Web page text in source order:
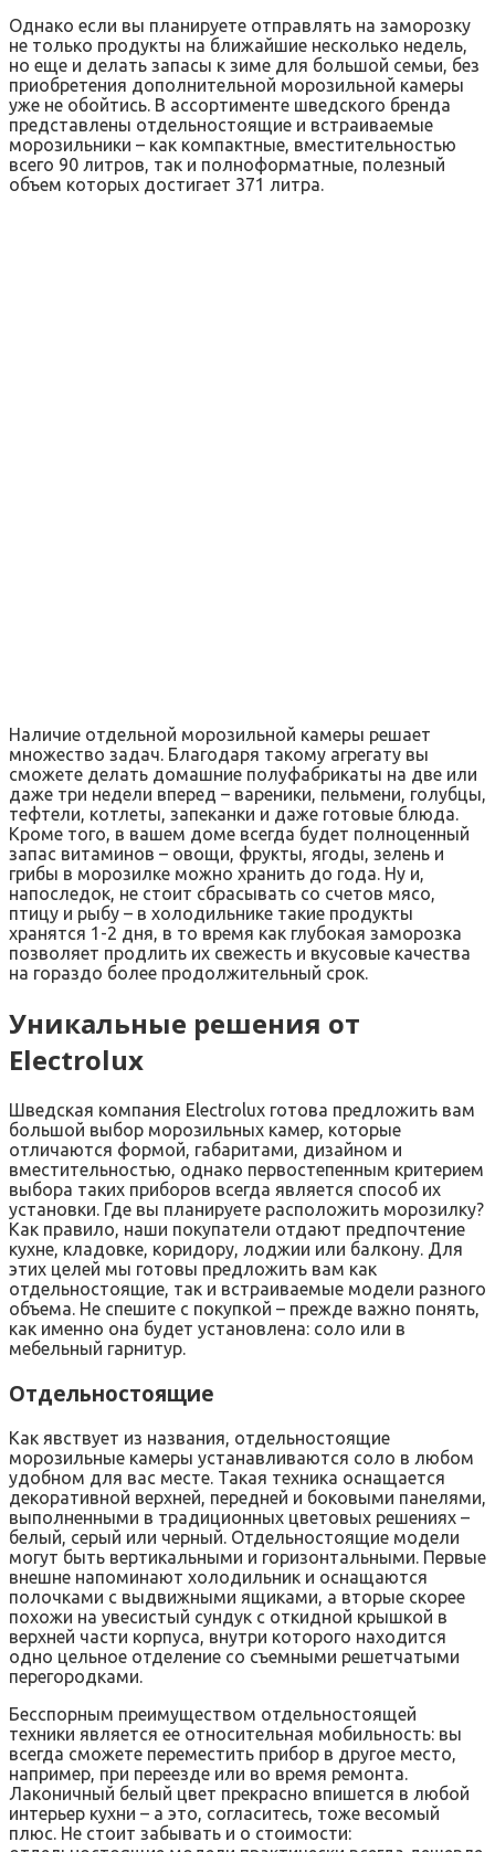
Однако если вы планируете отправлять на заморозку
не только продукты на ближайшие несколько недель,
но еще и делать запасы к зиме для большой семьи, без
приобретения дополнительной морозильной камеры
уже не обойтись. В ассортименте шведского бренда
представлены отдельностоящие и встраиваемые
морозильники – как компактные, вместительностью
всего 90 литров, так и полноформатные, полезный
объем которых достигает 371 литра.
Наличие отдельной морозильной камеры решает
множество задач. Благодаря такому агрегату вы
сможете делать домашние полуфабрикаты на две или
даже три недели вперед – вареники, пельмени, голубцы,
тефтели, котлеты, запеканки и даже готовые блюда.
Кроме того, в вашем доме всегда будет полноценный
запас витаминов – овощи, фрукты, ягоды, зелень и
грибы в морозилке можно хранить до года. Ну и,
напоследок, не стоит сбрасывать со счетов мясо,
птицу и рыбу – в холодильнике такие продукты
хранятся 1-2 дня, в то время как глубокая заморозка
позволяет продлить их свежесть и вкусовые качества
на гораздо более продолжительный срок.
Уникальные решения от
Electrolux
Шведская компания Electrolux готова предложить вам
большой выбор морозильных камер, которые
отличаются формой, габаритами, дизайном и
вместительностью, однако первостепенным критерием
выбора таких приборов всегда является способ их
установки. Где вы планируете расположить морозилку?
Как правило, наши покупатели отдают предпочтение
кухне, кладовке, коридору, лоджии или балкону. Для
этих целей мы готовы предложить вам как
отдельностоящие, так и встраиваемые модели разного
объема. Не спешите с покупкой – прежде важно понять,
как именно она будет установлена: соло или в
мебельный гарнитур.
Отдельностоящие
Как явствует из названия, отдельностоящие
морозильные камеры устанавливаются соло в любом
удобном для вас месте. Такая техника оснащается
декоративной верхней, передней и боковыми панелями,
выполненными в традиционных цветовых решениях –
белый, серый или черный. Отдельностоящие модели
могут быть вертикальными и горизонтальными. Первые
внешне напоминают холодильник и оснащаются
полочками с выдвижными ящиками, а вторые скорее
похожи на увесистый сундук с откидной крышкой в
верхней части корпуса, внутри которого находится
одно цельное отделение со съемными решетчатыми
перегородками.
Бесспорным преимуществом отдельностоящей
техники является ее относительная мобильность: вы
всегда сможете переместить прибор в другое место,
например, при переезде или во время ремонта.
Лаконичный белый цвет прекрасно впишется в любой
интерьер кухни – а это, согласитесь, тоже весомый
плюс. Не стоит забывать и о стоимости: